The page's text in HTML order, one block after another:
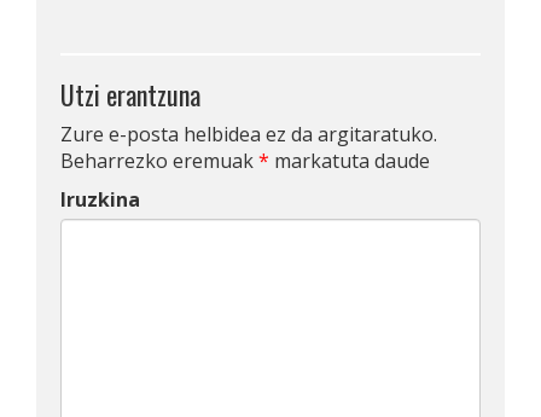
Utzi erantzuna
Zure e-posta helbidea ez da argitaratuko.
Beharrezko eremuak* markatuta daude
Iruzkina